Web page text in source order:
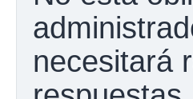
necesitará